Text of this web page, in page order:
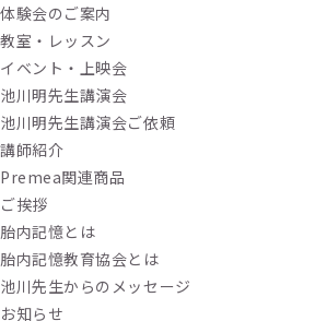
体験会のご案内
教室・レッスン
イベント・上映会
池川明先生講演会
池川明先生講演会ご依頼
講師紹介
Premea関連商品
ご挨拶
胎内記憶とは
胎内記憶教育協会とは
池川先生からのメッセージ
お知らせ